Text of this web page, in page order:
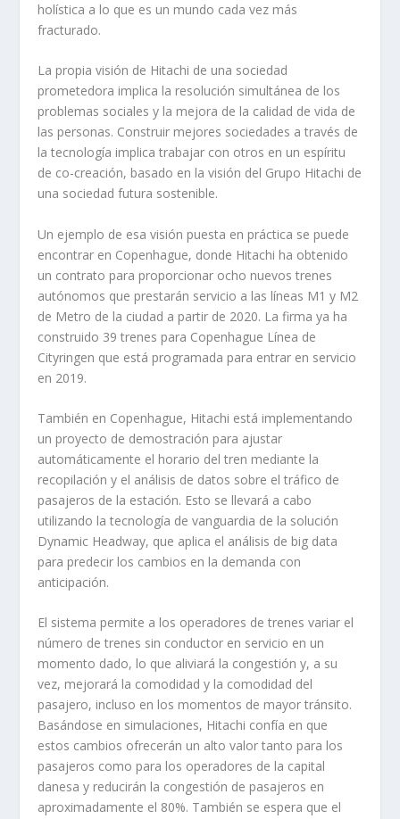
holística a lo que es un mundo cada vez más
fracturado.
La propia visión de Hitachi de una sociedad
prometedora implica la resolución simultánea de los
problemas sociales y la mejora de la calidad de vida de
las personas. Construir mejores sociedades a través de
la tecnología implica trabajar con otros en un espíritu
de co-creación, basado en la visión del Grupo Hitachi de
una sociedad futura sostenible.
Un ejemplo de esa visión puesta en práctica se puede
encontrar en Copenhague, donde Hitachi ha obtenido
un contrato para proporcionar ocho nuevos trenes
autónomos que prestarán servicio a las líneas M1 y M2
de Metro de la ciudad a partir de 2020. La firma ya ha
construido 39 trenes para Copenhague Línea de
Cityringen que está programada para entrar en servicio
en 2019.
También en Copenhague, Hitachi está implementando
un proyecto de demostración para ajustar
automáticamente el horario del tren mediante la
recopilación y el análisis de datos sobre el tráfico de
pasajeros de la estación. Esto se llevará a cabo
utilizando la tecnología de vanguardia de la solución
Dynamic Headway, que aplica el análisis de big data
para predecir los cambios en la demanda con
anticipación.
El sistema permite a los operadores de trenes variar el
número de trenes sin conductor en servicio en un
momento dado, lo que aliviará la congestión y, a su
vez, mejorará la comodidad y la comodidad del
pasajero, incluso en los momentos de mayor tránsito.
Basándose en simulaciones, Hitachi confía en que
estos cambios ofrecerán un alto valor tanto para los
pasajeros como para los operadores de la capital
danesa y reducirán la congestión de pasajeros en
aproximadamente el 80%. También se espera que el